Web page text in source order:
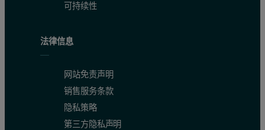
可持续性
法律信息
网站免责声明
销售服务条款
隐私策略
第三方隐私声明